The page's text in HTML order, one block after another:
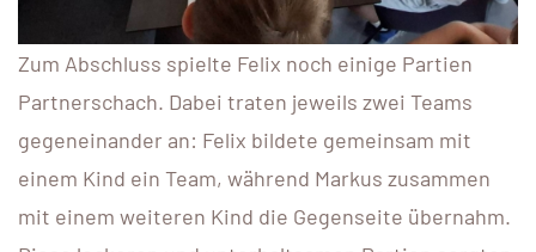
Zum Abschluss spielte Felix noch einige Partien
Partnerschach. Dabei traten jeweils zwei Teams
gegeneinander an: Felix bildete gemeinsam mit
einem Kind ein Team, während Markus zusammen
mit einem weiteren Kind die Gegenseite übernahm.